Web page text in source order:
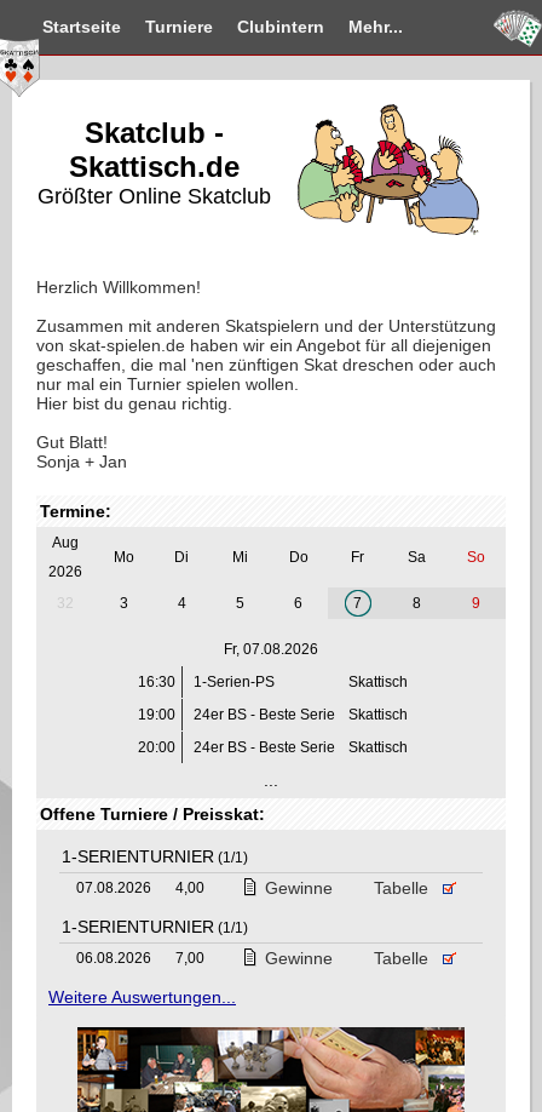
Startseite Turniere Clubintern Mehr...
Skatclub -
Skattisch.de
Größter Online Skatclub
Herzlich Willkommen!
Zusammen mit anderen Skatspielern und der Unterstützung
von skat-spielen.de haben wir ein Angebot für all diejenigen
geschaffen, die mal 'nen zünftigen Skat dreschen oder auch
nur mal ein Turnier spielen wollen.
Hier bist du genau richtig.
Gut Blatt!
Sonja + Jan
Termine:
Aug
2026
Mo Di Mi Do Fr Sa So
32 3 4 5 6 7 8 9
Fr, 07.08.2026
16:30
1-Serien-PS
Skattisch
19:00
24er BS - Beste Serie
Skattisch
20:00
24er BS - Beste Serie Skattisch
Offene Turniere / Preisskat:
1-SERIENTURNIER (1/1)
07.08.2026
4,00 Gewinne
Tabelle
1-SERIENTURNIER (1/1)
06.08.2026
7,00 Gewinne
Tabelle
Weitere Auswertungen...